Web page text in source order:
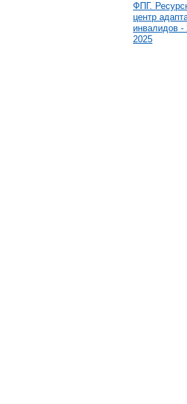
ФПГ.
центр
инвалидов -
2025